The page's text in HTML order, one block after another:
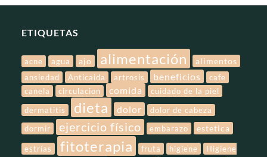
ETIQUETAS
acne agua ajo alimentación alimentos
ansiedad Anticaida artrosis beneficios
cafe
canela
circulacion comida
cuidado de la piel
dermatitis
dieta dolor
dolor de cabeza
dormir
ejercicio físico embarazo estetica
estrías fitoterapia fruta higiene
Higiene